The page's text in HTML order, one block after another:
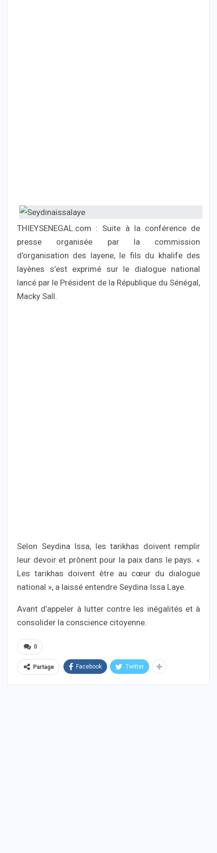
THIEYSENEGAL.com : Suite à la conférence de
presse organisée par la commission
d’organisation des layene, le fils du khalife des
layènes s’est exprimé sur le dialogue national
lancé par le Président de la République du Sénégal,
Macky Sall.
Selon Seydina Issa, les tarikhas doivent remplir
leur devoir et prônent pour la paix dans le pays. «
Les tarikhas doivent être au cœur du dialogue
national », a laissé entendre Seydina Issa Laye.
Avant d’appeler à lutter contre les inégalités et à
consolider la conscience citoyenne.
0
Partage Facebook Twitter